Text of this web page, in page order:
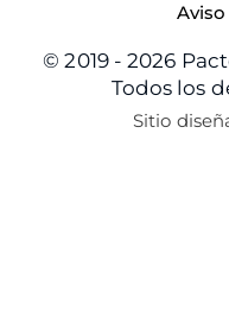
© 2019 - 2026
Todos los
Sitio